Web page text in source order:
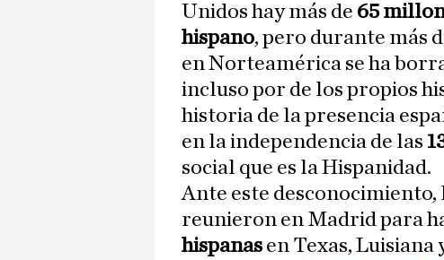
Unidos hay más de 65
hispano, pero durante más
en Norteamérica se ha
incluso por de los propios
historia de la presencia
en la independencia de las
social que es la Hispanidad.
Ante este desconocimiento,
reunieron en Madrid para
hispanas en Texas,